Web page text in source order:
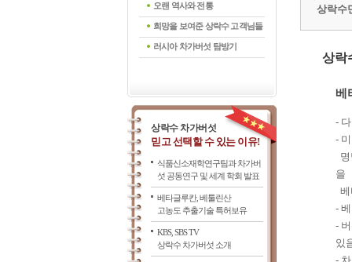
오랜 역사와 전통
희망을 보여준 상락수 고객님들
러시아 차가버섯 탐방기
상락수 차가버섯
믿고 선택할 수 있는 이유!
식품신소재학연구팀과 차가버
섯 공동연구 및 세계 학회 발표
베타글루칸, 베툴린산
고농도 추출기술 특허보유
KBS, SBS TV
상락수 차가버섯 소개
상락수
상락
베
-
-
을
-
-
있